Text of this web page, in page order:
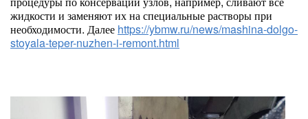
жидкости и заменяют их на специальные растворы при
необходимости. Далее https://ybmw.ru/news/mashina-dolgo-
stoyala-teper-nuzhen-i-remont.html